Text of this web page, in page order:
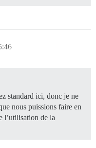
standard ici, donc je ne
nous puissions faire en
l’utilisation de la